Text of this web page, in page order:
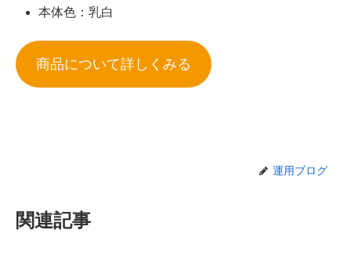
本体色：乳白
商品について詳しくみる
運用ブログ
関連記事